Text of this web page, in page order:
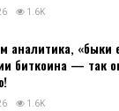
1.6K
аналитика,
биткоина — так
1.6K